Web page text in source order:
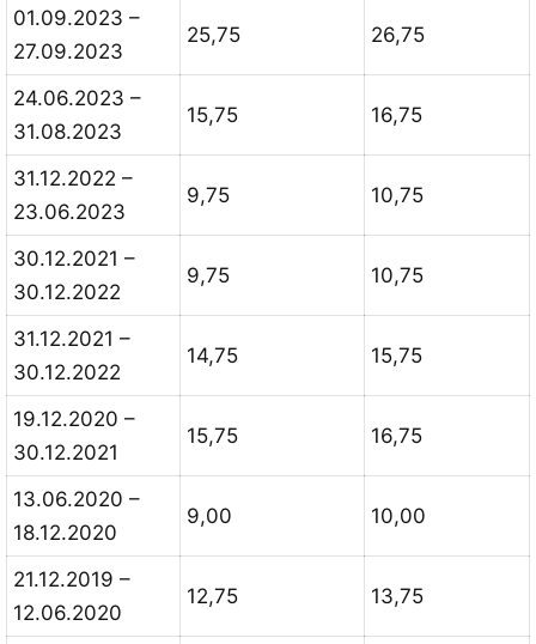
01.09.2023 –
27.09.2023
25,75 26,75
24.06.2023 –
31.08.2023
15,75 16,75
31.12.2022 –
23.06.2023
9,75 10,75
30.12.2021 –
30.12.2022
9,75 10,75
31.12.2021 –
30.12.2022
14,75 15,75
19.12.2020 –
30.12.2021
15,75 16,75
13.06.2020 –
18.12.2020
9,00 10,00
21.12.2019 –
12.06.2020
12,75 13,75